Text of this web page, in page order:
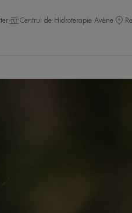
Centrul de Hidroterapie Avène